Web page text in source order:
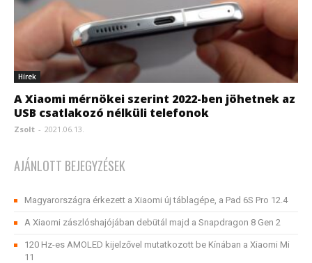
Hírek
A Xiaomi mérnökei szerint 2022-ben jöhetnek az
USB csatlakozó nélküli telefonok
Zsolt - 2021.06.13.
AJÁNLOTT BEJEGYZÉSEK
Magyarországra érkezett a Xiaomi új táblagépe, a Pad 6S Pro 12.4
A Xiaomi zászlóshajójában debütál majd a Snapdragon 8 Gen 2
120 Hz-es AMOLED kijelzővel mutatkozott be Kínában a Xiaomi Mi
11